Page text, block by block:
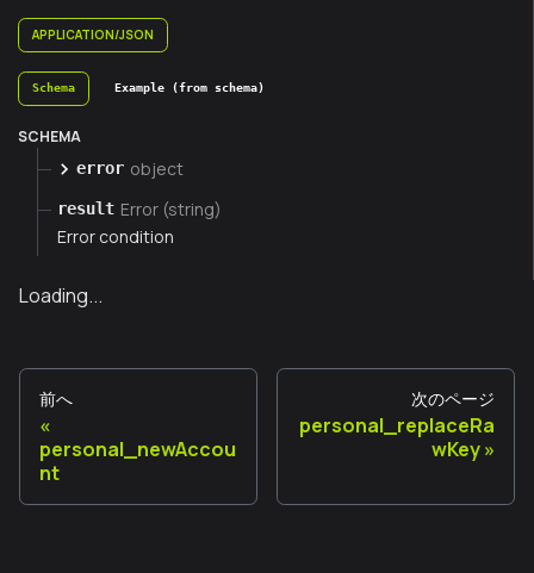
APPLICATION/JSON
Schema Example (from schema)
SCHEMA
error object
result Error (string)
Error condition
Loading...
前へ
personal_newAccou
nt
次のページ
personal_replaceRa
wKey